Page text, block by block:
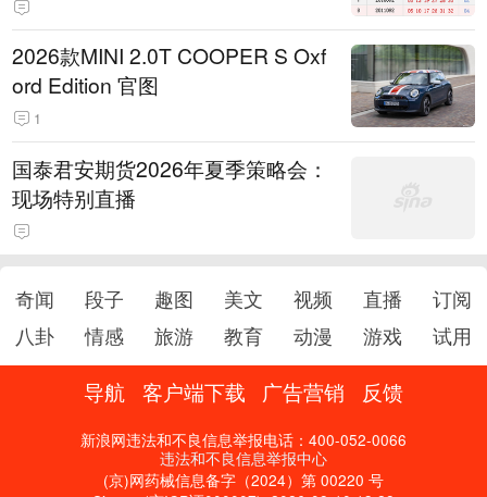
2026款MINI 2.0T COOPER S Oxf
ord Edition 官图
1
国泰君安期货2026年夏季策略会：
现场特别直播
奇闻 段子 趣图 美文 视频 直播
订阅
八卦
情感 旅游 教育 动漫 游戏 试用
导航 客户端下载 广告营销 反馈
新浪网违法和不良信息举报电话：400-052-0066
违法和不良信息举报中心
(京)网药械信息备字（2024）第 00220 号